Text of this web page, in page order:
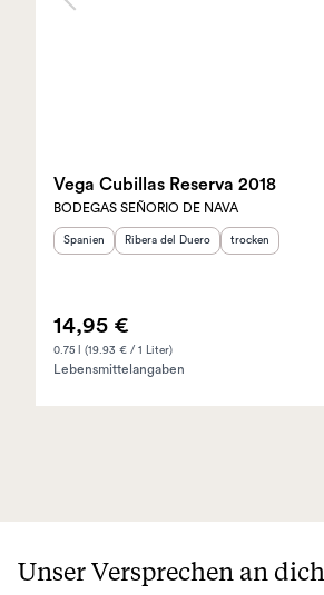
Vega Cubillas Reserva 2018
BODEGAS SEÑORIO DE NAVA
Herkunftsland :
Spanien Herkunftsregion:
Ribera del Duero Geschmack
trocken
14,95 €
0.75 l (19.93 € / 1 Liter)
Lebensmittelangaben
Unser Versprechen an dich